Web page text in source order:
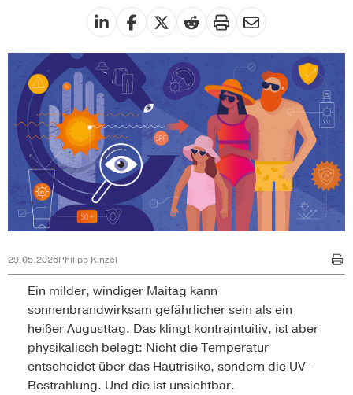
29.05.2026Philipp Kinzel
Ein milder, windiger Maitag kann
sonnenbrandwirksam gefährlicher sein als ein
heißer Augusttag. Das klingt kontraintuitiv, ist aber
physikalisch belegt: Nicht die Temperatur
entscheidet über das Hautrisiko, sondern die UV-
Bestrahlung. Und die ist unsichtbar.